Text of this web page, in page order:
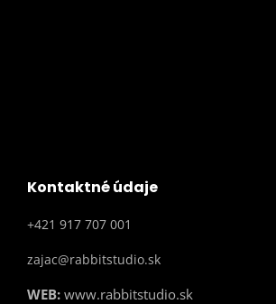
Kontaktné údaje
+421 917 707 001
zajac@rabbitstudio.sk
WEB: www.rabbitstudio.sk